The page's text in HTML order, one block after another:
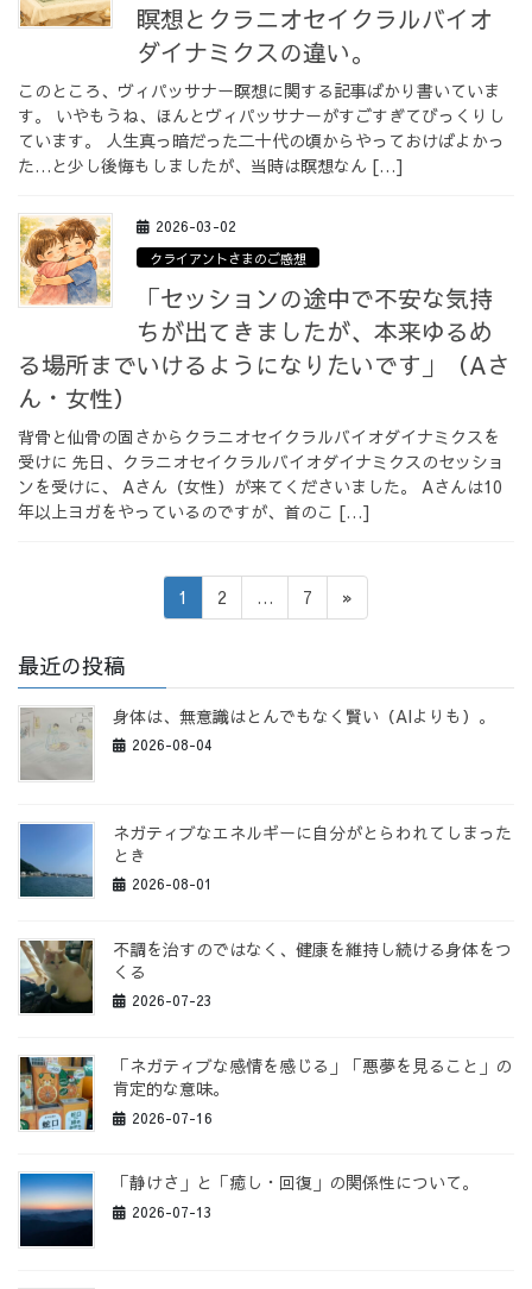
瞑想とクラニオセイクラルバイオ
ダイナミクスの違い。
このところ、ヴィパッサナー瞑想に関する記事ばかり書いていま
す。 いやもうね、ほんとヴィパッサナーがすごすぎてびっくりし
ています。 人生真っ暗だった二十代の頃からやっておけばよかっ
た…と少し後悔もしましたが、当時は瞑想なん […]
2026-03-02
クライアントさまのご感想
「セッションの途中で不安な気持
ちが出てきましたが、本来ゆるめ
る場所までいけるようになりたいです」（Aさ
ん・女性）
背骨と仙骨の固さからクラニオセイクラルバイオダイナミクスを
受けに 先日、クラニオセイクラルバイオダイナミクスのセッショ
ンを受けに、 Aさん（女性）が来てくださいました。 Aさんは10
年以上ヨガをやっているのですが、首のこ […]
の
ペ
ー
ジ
り
固
定
ジ
1
固
定
ジ
2 …
固
定
ジ
7 »
最近の投稿
身体は、無意識はとんでもなく賢い（AIよりも）。
2026-08-04
ネガティブなエネルギーに自分がとらわれてしまった
とき
2026-08-01
不調を治すのではなく、健康を維持し続ける身体をつ
くる
2026-07-23
「ネガティブな感情を感じる」「悪夢を見ること」の
肯定的な意味。
2026-07-16
「静けさ」と「癒し・回復」の関係性について。
2026-07-13